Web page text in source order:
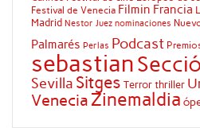
Festival de Venecia Filmin Francia
Madrid Nestor Juez nominaciones
Palmarés Perlas Podcast
sebastian
Sevilla Sitges Terrorthriller
Venecia Zinemaldia